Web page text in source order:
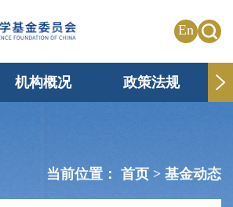
En
机构概况 政策法规
当前位置： 首页 > 基金动态